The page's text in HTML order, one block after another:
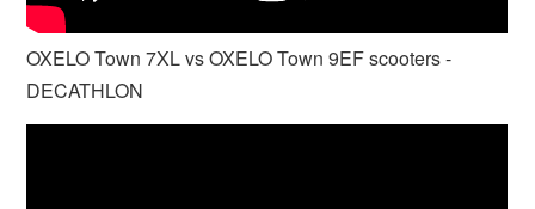
OXELO Town 7XL vs OXELO Town 9EF scooters -
DECATHLON